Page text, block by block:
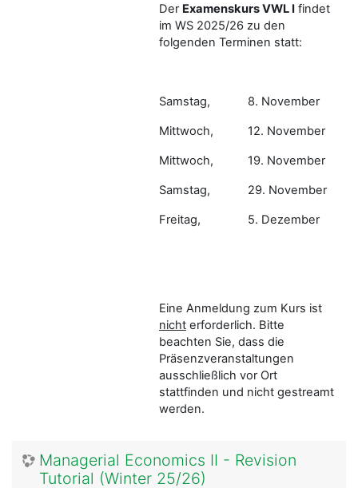
Der Examenskurs VWL Ifindet
im WS 2025/26 zu den
folgenden Terminen statt:
Samstag, 8. November
Mittwoch, 12. November
Mittwoch, 19. November
Samstag, 29. November
Freitag, 5. Dezember
Eine Anmeldung zum Kurs ist
nichterforderlich. Bitte
beachten Sie, dass die
Präsenzveranstaltungen
ausschließlich vor Ort
stattfinden und nicht gestreamt
werden.
Managerial Economics II - Revision
Tutorial (Winter 25/26)